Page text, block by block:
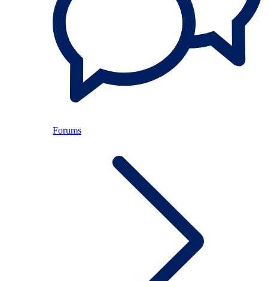
Forums